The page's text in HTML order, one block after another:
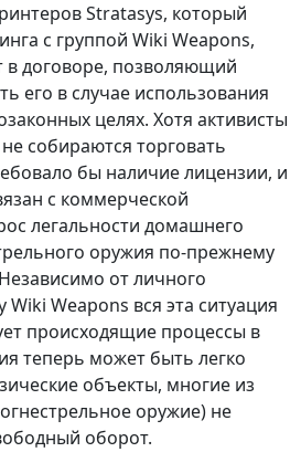
Stratasys, который
с группой Wiki Weapons,
в договоре, позволяющий
его в случае использования
целях. Хотя активисты
собираются торговать
бы наличие лицензии, и
с коммерческой
легальности домашнего
оружия по-прежнему
от личного
Weapons вся эта ситуация
происходящие процессы в
теперь может быть легко
объекты, многие из
оружие) не
оборот.